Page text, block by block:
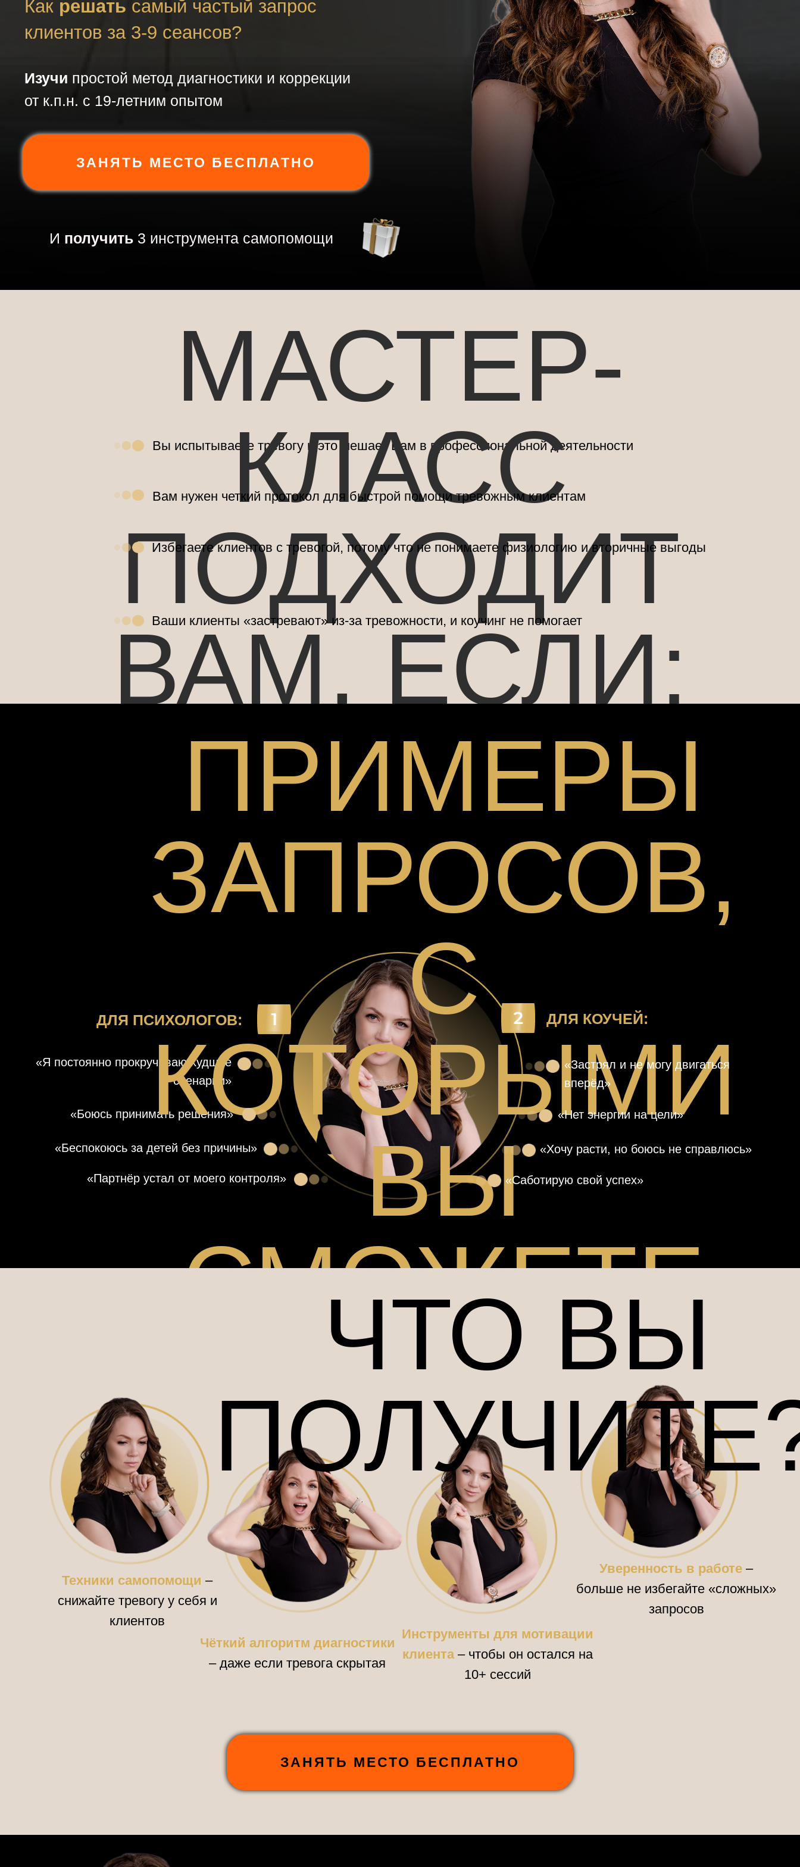
Изучи простой метод диагностики и коррекции
от к.п.н. с 19-летним опытом
Как решать самый частый запрос
клиентов за 3-9 сеансов?
И получить3 инструмента самопомощи
ЗАНЯТЬ МЕСТО БЕСПЛАТНО
Вы испытываете тревогу и это мешает Вам в профессиональной деятельности
МАСТЕР-
КЛАСС
ПОДХОДИТ
ВАМ, ЕСЛИ:
Вам нужен четкий протокол для быстрой помощи тревожным клиентам
Избегаете клиентов с тревогой, потому что не понимаете физиологию и вторичные выгоды
Ваши клиенты «застревают» из-за тревожности, и коучинг не помогает
ДЛЯ ПСИХОЛОГОВ: ДЛЯ КОУЧЕЙ:
«Я постоянно прокручиваю худшие
сценарии»
«Боюсь принимать решения»
«Беспокоюсь за детей без причины»
«Партнёр устал от моего контроля»
ПРИМЕРЫ
ЗАПРОСОВ,
С
КОТОРЫМИ
ВЫ
СМОЖЕТЕ
РАБОТАТЬ:
«Саботирую свой успех»
«Нет энергии на цели»
«Хочу расти, но боюсь не справлюсь»
«Застрял и не могу двигаться
вперёд»
Техники самопомощи –
снижайте тревогу у себя и
клиентов
Чёткий алгоритм диагностики
– даже если тревога скрытая
Инструменты для мотивации
клиента – чтобы он остался на
10+ сессий
ЧТО ВЫ
Уверенность в работе –
больше не избегайте «сложных»
запросов
ЗАНЯТЬ МЕСТО БЕСПЛАТНО